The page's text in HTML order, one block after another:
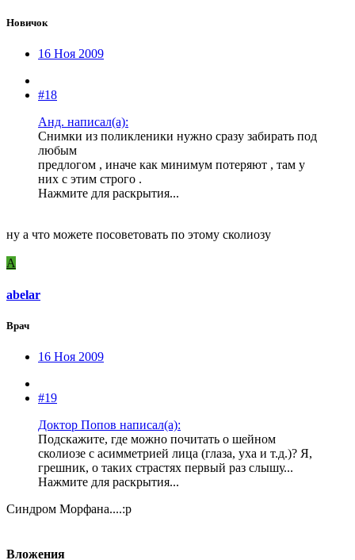
Новичок
16 Ноя 2009
#18
Анд. написал(а):
Снимки из поликленики нужно сразу забирать под
любым
предлогом , иначе как минимум потеряют , там у
них с этим строго .
Нажмите для раскрытия...
ну а что можете посоветовать по этому сколиозу
A
abelar
Врач
16 Ноя 2009
#19
Доктор Попов написал(а):
Подскажите, где можно почитать о шейном
сколиозе с асимметрией лица (глаза, уха и т.д.)? Я,
грешник, о таких страстях первый раз слышу...
Нажмите для раскрытия...
Синдром Морфана....:p
Вложения